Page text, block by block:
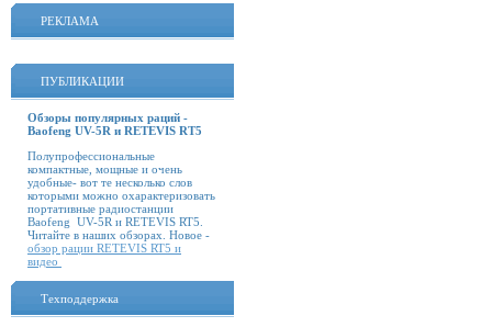
РЕКЛАМА
ПУБЛИКАЦИИ
Обзоры популярных раций -
Baofeng UV-5R и RETEVIS RT5
Полупрофессиональные
компактные, мощные и очень
удобные- вот те несколько слов
которыми можно охарактеризовать
портативные радиостанции
Baofeng UV-5R и RETEVIS RT5.
Читайте в наших обзорах. Новое -
обзор рации RETEVIS RT5 и
видео
Техподдержка